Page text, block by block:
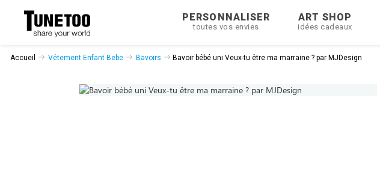
PERSONNALISER
toutes vos envies
ART SHOP
idées cadeaux
Accueil Vêtement Enfant Bebe Bavoirs Bavoir bébé uni Veux-tu être ma marraine ? par MJDesign